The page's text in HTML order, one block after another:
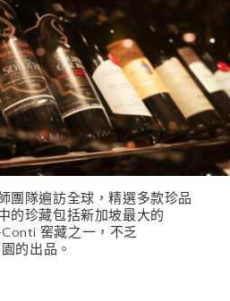
團隊遍訪全球，精選多款珍品
的珍藏包括新加坡最大的
窖藏之一，不乏
的出品。